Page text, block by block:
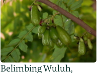
Belimbing Wuluh,